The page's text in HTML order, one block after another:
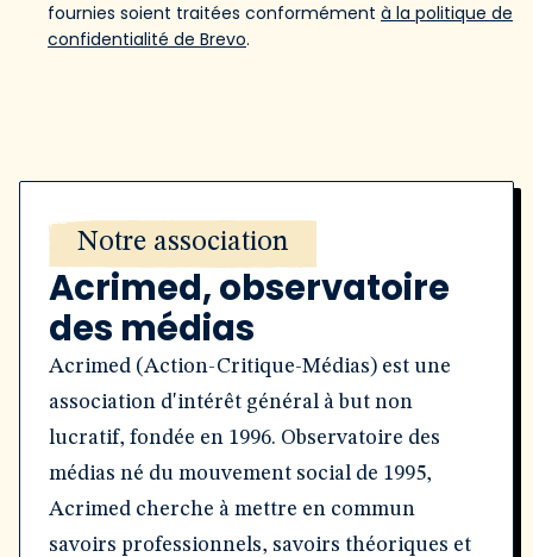
fournies soient traitées conformément à la politique de
confidentialité de Brevo.
Notre association
Acrimed, observatoire
des médias
Acrimed (Action-Critique-Médias) est une
association d'intérêt général à but non
lucratif, fondée en 1996. Observatoire des
médias né du mouvement social de 1995,
Acrimed cherche à mettre en commun
savoirs professionnels, savoirs théoriques et